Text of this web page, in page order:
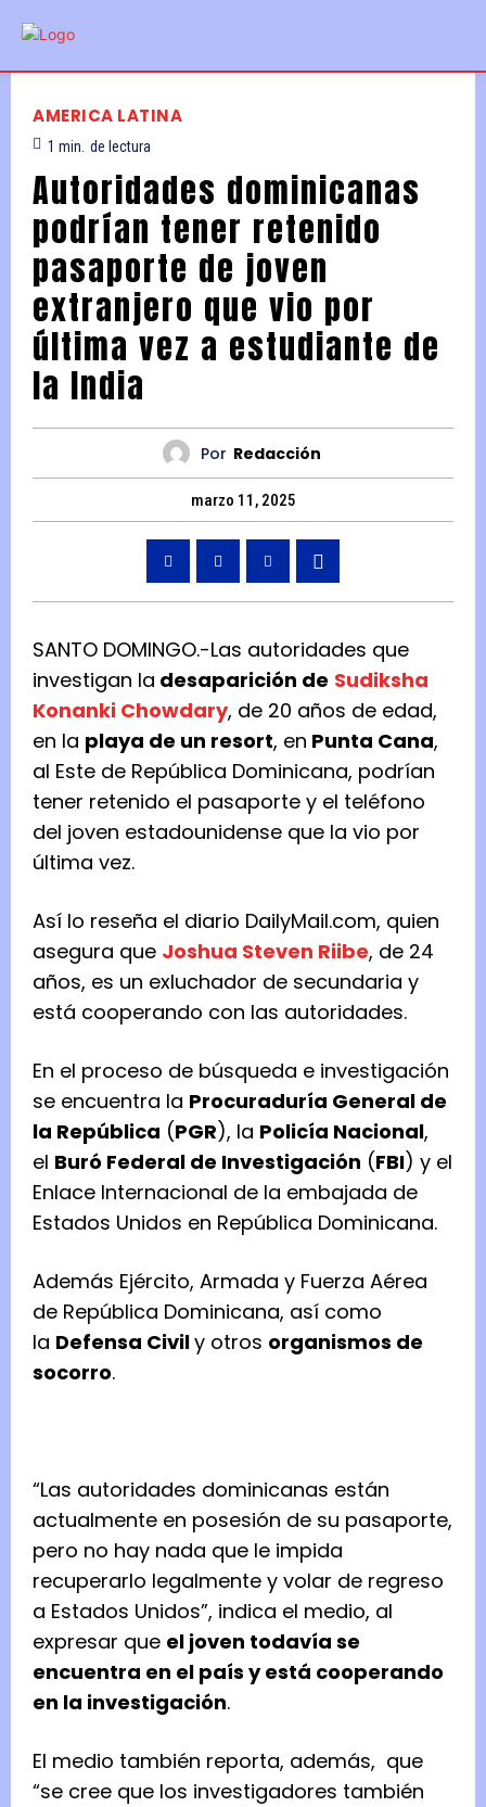
AMERICA LATINA
1 min. de lectura
Autoridades dominicanas
podrían tener retenido
pasaporte de joven
extranjero que vio por
última vez a estudiante de
la India
Por Redacción
marzo 11, 2025
SANTO DOMINGO.-Las autoridades que
investigan la desaparición de Sudiksha
Konanki Chowdary, de 20 años de edad,
en la playa de un resort, en Punta Cana,
al Este de República Dominicana, podrían
tener retenido el pasaporte y el teléfono
del joven estadounidense que la vio por
última vez.
Así lo reseña el diario DailyMail.com, quien
asegura que Joshua Steven Riibe, de 24
años, es un exluchador de secundaria y
está cooperando con las autoridades.
En el proceso de búsqueda e investigación
se encuentra la Procuraduría General de
la República (PGR), la Policía Nacional,
el Buró Federal de Investigación (FBI) y el
Enlace Internacional de la embajada de
Estados Unidos en República Dominicana.
Además Ejército, Armada y Fuerza Aérea
de República Dominicana, así como
la Defensa Civily otros organismos de
socorro.
“Las autoridades dominicanas están
actualmente en posesión de su pasaporte,
pero no hay nada que le impida
recuperarlo legalmente y volar de regreso
a Estados Unidos”, indica el medio, al
expresar que el joven todavía se
encuentra en el país y está cooperando
en la investigación.
El medio también reporta, además, que
“se cree que los investigadores también